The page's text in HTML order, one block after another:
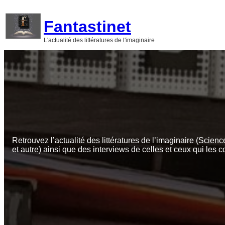
contenu
Fantastinet
L'actualité des littératures de l'imaginaire
Retrouvez l’actualité des littératures de l’imaginaire
et autre) ainsi que des interviews de celles et ceux qui les